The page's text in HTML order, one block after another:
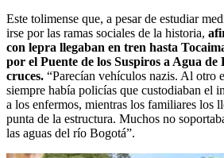
Este tolimense que, a pesar de estudiar
irse por las ramas sociales de la historia,
con lepra llegaban en tren hasta
por el Puente de los Suspiros a Agua de
cruces. “Parecían vehículos nazis. Al otro
siempre había policías que custodiaban el
a los enfermos, mientras los familiares los
punta de la estructura. Muchos no
las aguas del río Bogotá”.